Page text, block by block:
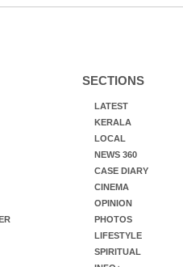
SECTIONS
LATEST
KERALA
LOCAL
NEWS 360
CASE DIARY
CINEMA
OPINION
PHOTOS
LIFESTYLE
SPIRITUAL